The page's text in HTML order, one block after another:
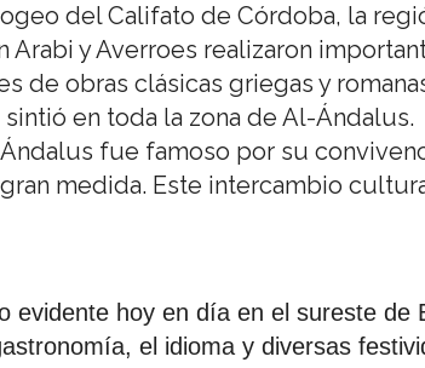
del Califato de Córdoba, la
Arabi y Averroes realizaron
de obras clásicas griegas y
en toda la zona de Al-Ándalus.
fue famoso por su
medida. Este intercambio
evidente hoy en día en el sureste de
el idioma y diversas